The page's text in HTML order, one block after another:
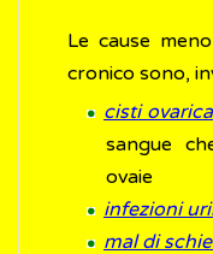
Le cause
cronico sono,
cisti ovarica
sangue
ovaie
infezioni
mal di